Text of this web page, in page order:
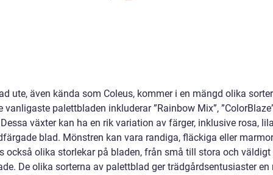
ute, även kända som Coleus, kommer i en mängd olika
vanligaste palettbladen inkluderar ”Rainbow Mix”,
Dessa växter kan ha en rik variation av färger, inklusive rosa,
blad. Mönstren kan vara randiga, fläckiga eller
också olika storlekar på bladen, från små till stora och väldigt
De olika sorterna av palettblad ger trädgårdsentusiaster en